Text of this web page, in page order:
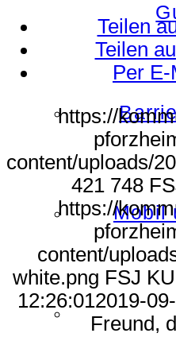
Mobil
Teilen
Teilen
Per
https://
content/uploads/
421 748
https://
content/
white.png FSJ
12:26:012019-
Freund,